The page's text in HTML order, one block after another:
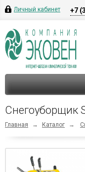
Личный кабинет +7
Снегоуборщик
Главная → Каталог →